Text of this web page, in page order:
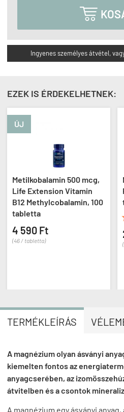

Ingyenes személyes átvétel,
EZEK IS ÉRDEKELHETNEK:
ÚJ
Metilkobalamin 500 mcg,
Life Extension Vitamin
B12 Methylcobalamin, 100
tabletta
4 590 Ft
(46 / tabletta)
TERMÉKLEÍRÁS
A magnézium olyan ásványi
kiemelten fontos az
anyagcserében, az
átvitelben és a csontok
A magnézium egy ásványi